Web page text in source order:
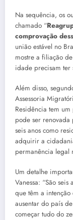
Na sequência, os
chamado “
comprovação
união estável no
mostre a filiação
idade precisam
Além disso,
Assessoria
Residência tem
pode ser
seis anos como
adquirir a
permanência legal
Um detalhe
Vanessa: “São
que têm a
ausentar do país
começar tudo do